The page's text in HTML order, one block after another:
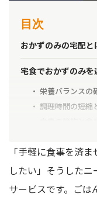
目次
おかずのみの宅配と
宅食でおかずのみを
栄養バランスの
調理時間の短縮
食費の節約と食
好きな主食と組
宅食おかずのみを
「手軽に食事を済
したい」そうした
サービスです。ごは